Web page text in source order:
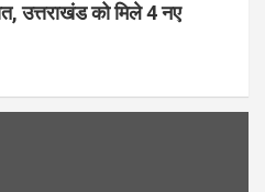
उत्तराखंड को मिले 4 नए